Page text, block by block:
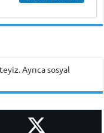
Ayrıca sosyal